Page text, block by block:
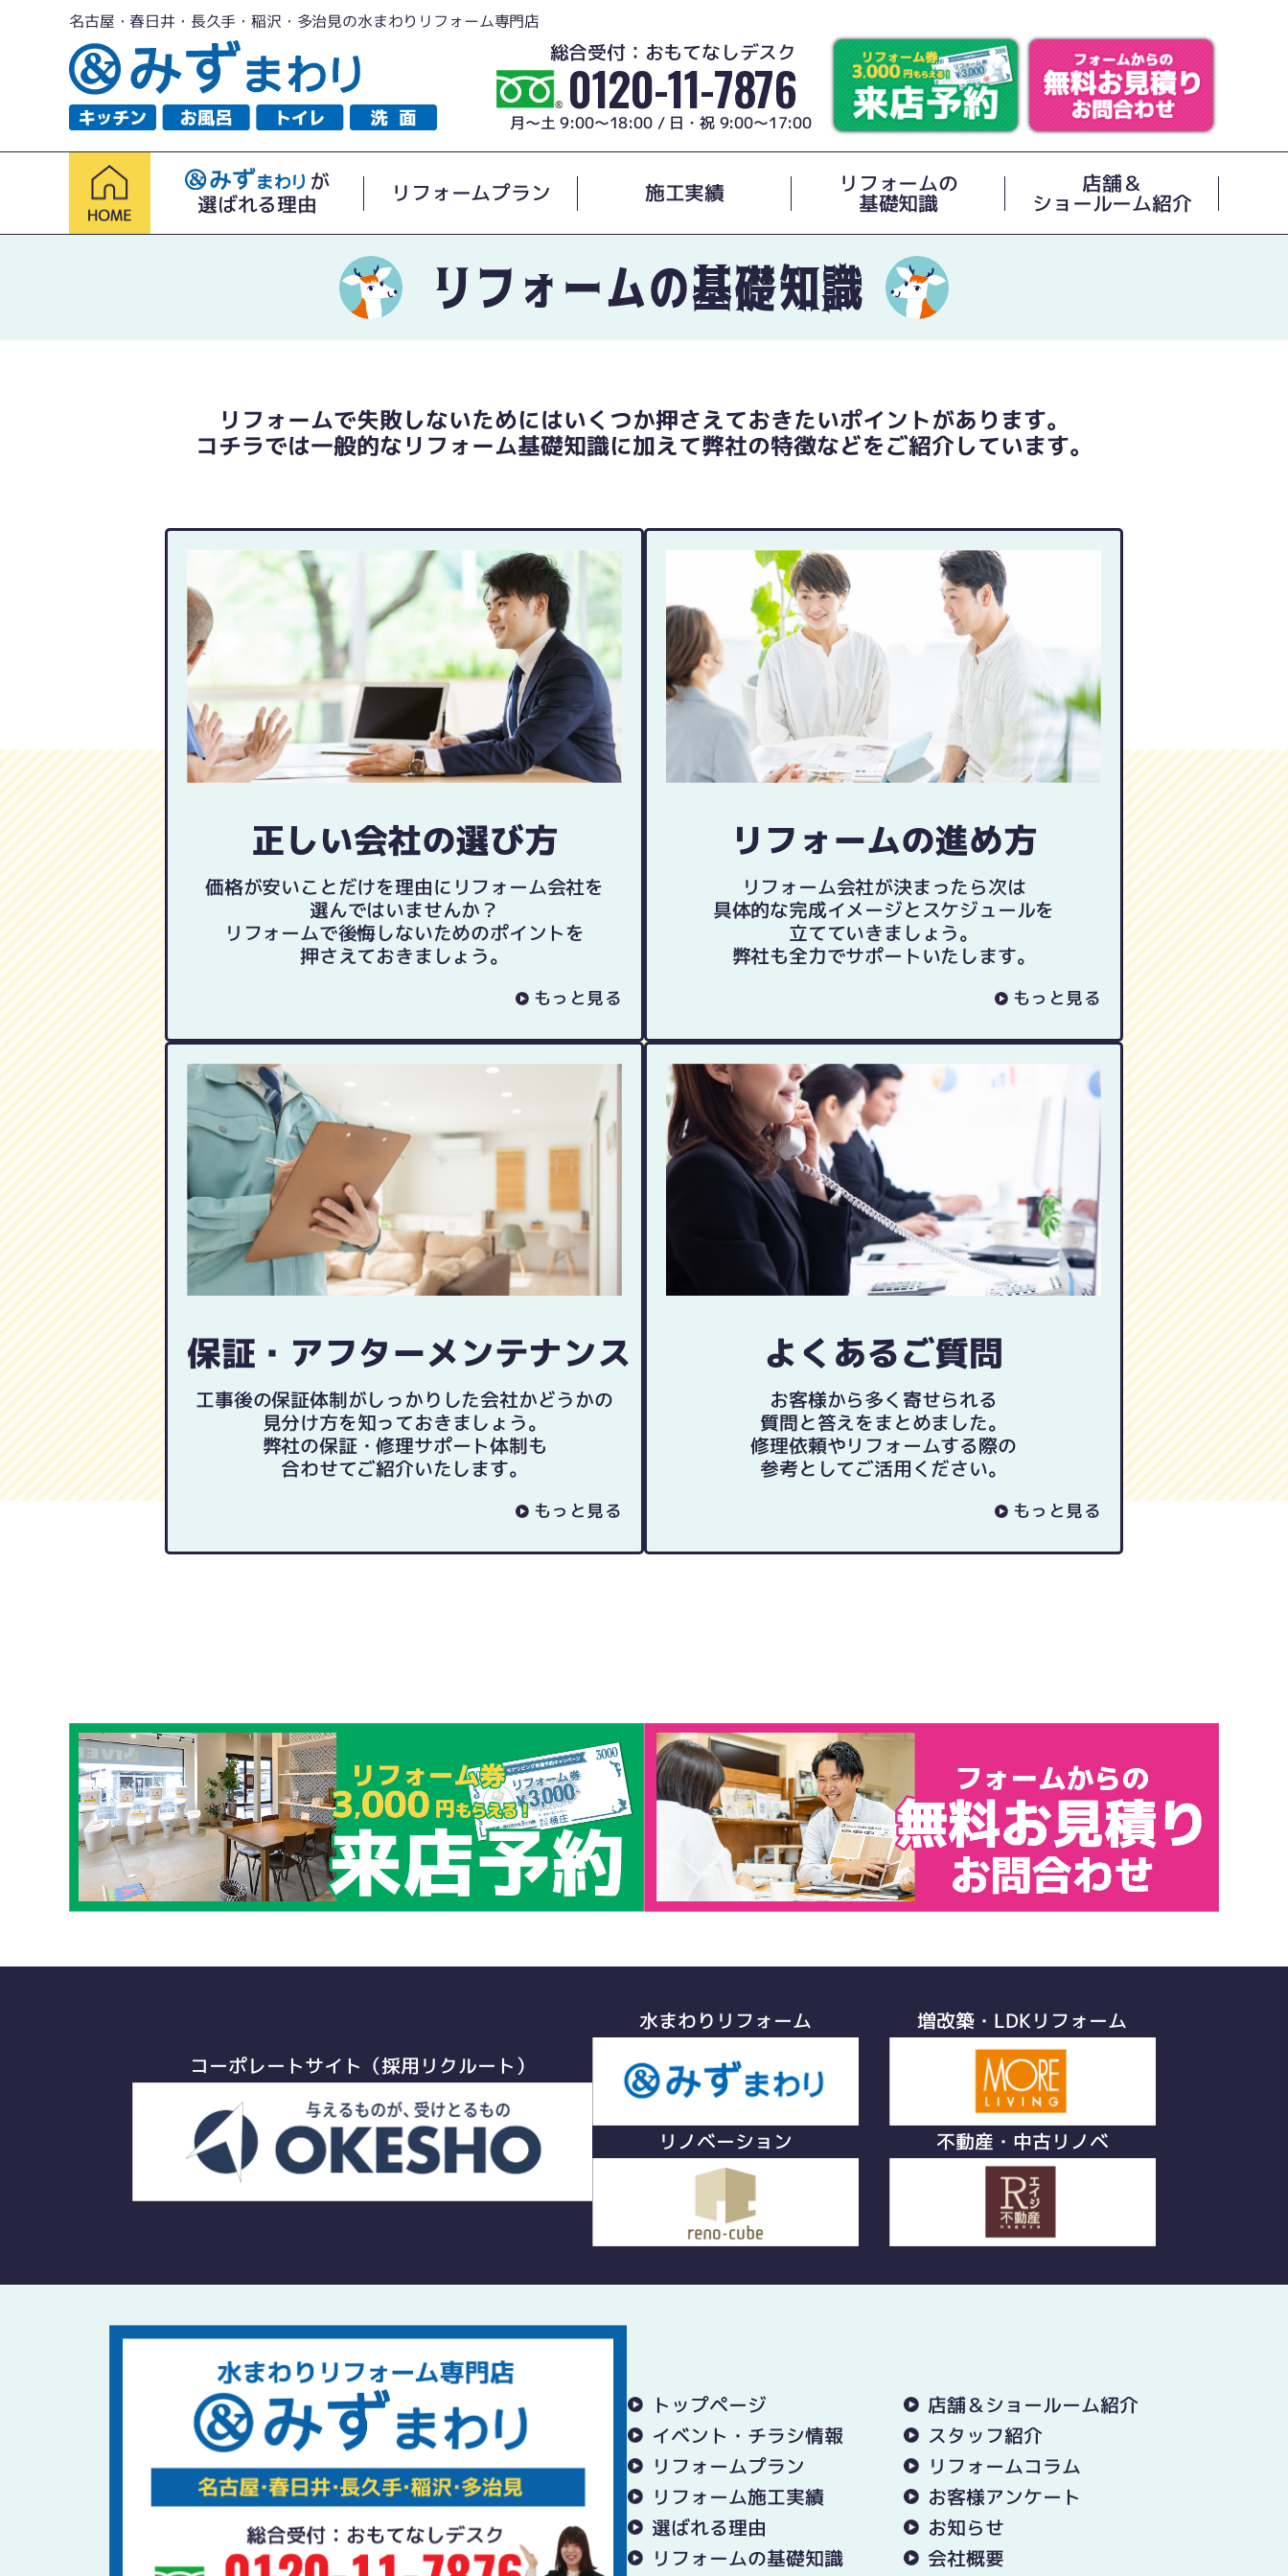
名古屋・春日井・長久手・稲沢・多治見の水まわりリフォーム専門店
総合受付：おもてなしデスク
0120-11-7876
月～土 9:00～18:00 / 日・祝 9:00～17:00
が
選ばれる理由
リフォームプラン 施工実績 リフォームの
基礎知識
店舗＆
ショールーム紹介
リフォームの基礎知識
リフォームで失敗しないためにはいくつか押さえておきたいポイントがあります。
コチラでは一般的なリフォーム基礎知識に加えて弊社の特徴などをご紹介しています。
正しい会社の選び方
価格が安いことだけを理由に リフォーム会社を
選んではいませんか？
リフォームで後悔しないためのポイントを
押さえておきましょう。
もっと見る
リフォームの進め方
リフォーム会社が決まったら次は
具体的な完成イメージとスケジュールを
立てていきましょう。
弊社も全力でサポートいたします。
もっと見る
保証・アフターメンテナンス
工事後の保証体制がしっかりした会社かどうかの
見分け方を知っておきましょう。
弊社の保証・修理サポート体制も
合わせてご紹介いたします。
もっと見る
よくあるご質問
お客様から多く寄せられる
質問と答えをまとめました。
修理依頼やリフォームする際の
参考としてご活用ください。
もっと見る
コーポレートサイト（採用リクルート）
水まわりリフォーム 増改築・LDKリフォーム
リノベーション 不動産・中古リノベ
トップページ
店舗＆ショールーム紹介
イベント・チラシ情報
スタッフ紹介
リフォームプラン
リフォームコラム
リフォーム施工実績
お客様アンケート
選ばれる理由
お知らせ
リフォームの基礎知識
会社概要